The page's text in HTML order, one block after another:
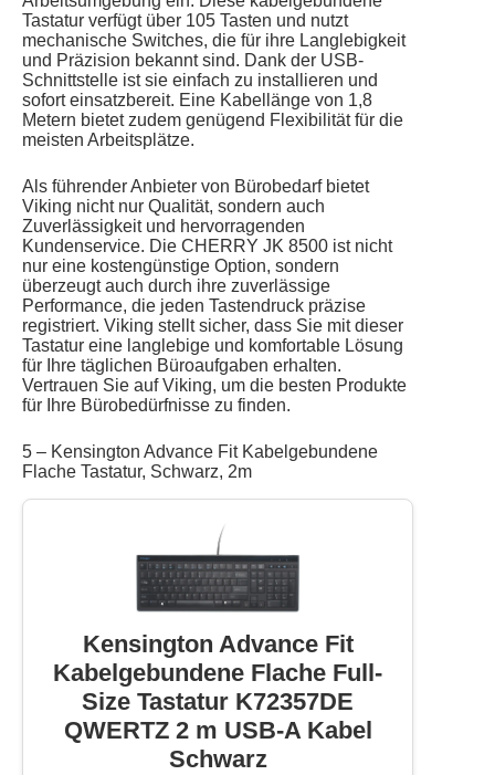
Tastatur verfügt über 105 Tasten und nutzt
mechanische Switches, die für ihre Langlebigkeit
und Präzision bekannt sind. Dank der USB-
Schnittstelle ist sie einfach zu installieren und
sofort einsatzbereit. Eine Kabellänge von 1,8
Metern bietet zudem genügend Flexibilität für die
meisten Arbeitsplätze.
Als führender Anbieter von Bürobedarf bietet
Viking nicht nur Qualität, sondern auch
Zuverlässigkeit und hervorragenden
Kundenservice. Die CHERRY JK 8500 ist nicht
nur eine kostengünstige Option, sondern
überzeugt auch durch ihre zuverlässige
Performance, die jeden Tastendruck präzise
registriert. Viking stellt sicher, dass Sie mit dieser
Tastatur eine langlebige und komfortable Lösung
für Ihre täglichen Büroaufgaben erhalten.
Vertrauen Sie auf Viking, um die besten Produkte
für Ihre Bürobedürfnisse zu finden.
5 – Kensington Advance Fit Kabelgebundene
Flache Tastatur, Schwarz, 2m
Kensington Advance Fit
Kabelgebundene Flache Full-
Size Tastatur K72357DE
QWERTZ 2 m USB-A Kabel
Schwarz